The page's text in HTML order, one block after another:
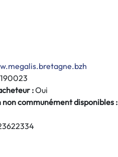
:Oui
communément disponibles :